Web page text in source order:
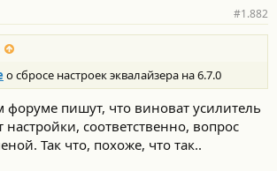
#1.882
о сбросе настроек эквалайзера на 6.7.0
форуме пишут, что виноват усилитель
настройки, соответственно, вопрос
Так что, похоже, что так..